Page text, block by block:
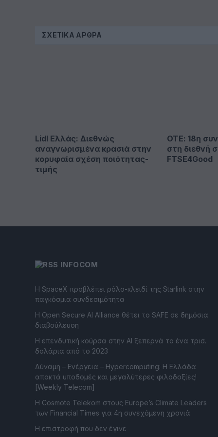
ΣΧΕΤΙΚΆ ΆΡΘΡΑ
Lidl Ελλάς: Διεθνώς
αναγνωρισμένα κρασιά στην
κορυφαία σχέση ποιότητας-
τιμής
ΟΤΕ: 18η
στη διεθνή
FTSE4Good
INFOCOM
Η SpaceX προβλέπει ρόλο-κλειδί της Starlink στην
παγκόσμια συνδεσιμότητα
Η Open Secure AI Alliance θέτει το SAFE σε δημόσια
διαβούλευση
Η επενδυτική κούρσα στην AI ξεπερνά το ένα τρισ.
δολάρια από το 2023
Δύναμη – Ενέργεια – Ηypercomputing: Η Ελλάδα
αποκτά υποδομές και μεγαλύτερες φιλοδοξίες!
[Weekly Telecom]
Η Cosmote Telekom στους Europe’s Climate Leaders
των Financial Times για 4η συνεχόμενη χρονιά
Η επιστροφή που δεν έγινε